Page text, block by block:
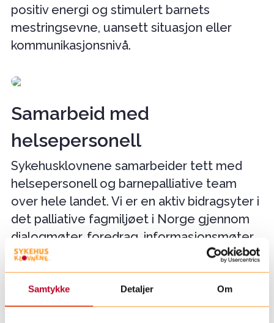
Samtykke Detaljer Om
positiv energi og stimulert barnets
mestringsevne, uansett situasjon eller
kommunikasjonsnivå.
Samarbeid med
helsepersonell
Sykehusklovnene samarbeider tett med
helsepersonell og barnepalliative team
over hele landet. Vi er en aktiv bidragsyter i
det palliative fagmiljøet i Norge gjennom
dialogmøter, foredrag, informasjonsmøter
og undervisning om barneperspektiv i
barnepalliasjon.